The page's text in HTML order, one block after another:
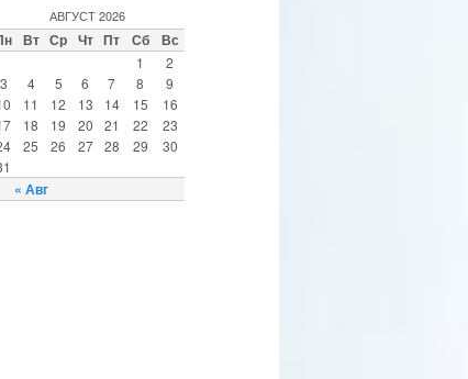
АВГУСТ 2026
Вт Ср Чт Пт Сб Вс
« Авг
1
2
3
4 5 6 7 8
9
11 12 13 14 15
16
18 19 20 21 22
23
25 26 27 28 29
30